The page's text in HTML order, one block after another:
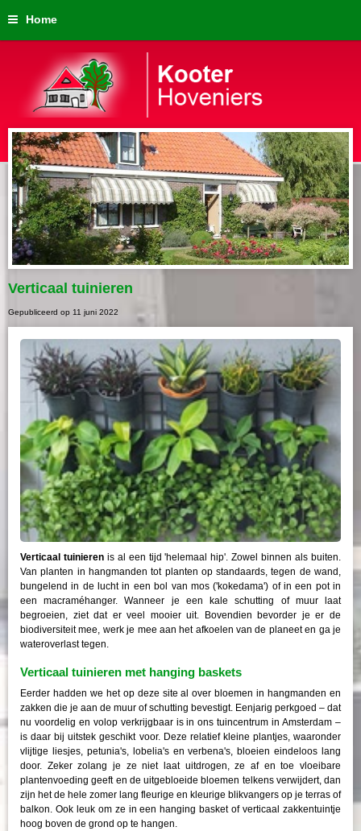
Home
Verticaal tuinieren
Gepubliceerd op 11 juni 2022
Verticaal tuinierenis al een tijd 'helemaal hip'. Zowel binnen als buiten.
Van planten in hangmanden tot planten op standaards, tegen de wand,
bungelend in de lucht in een bol van mos ('kokedama') of in een pot in
een macraméhanger. Wanneer je een kale schutting of muur laat
begroeien, ziet dat er veel mooier uit. Bovendien bevorder je er de
biodiversiteit mee, werk je mee aan het afkoelen van de planeet en ga je
wateroverlast tegen.
Verticaal tuinieren met hanging baskets
Eerder hadden we het op deze site al over bloemen in hangmanden en
zakken die je aan de muur of schutting bevestigt. Eenjarig perkgoed – dat
nu voordelig en volop verkrijgbaar is in ons tuincentrum in Amsterdam –
is daar bij uitstek geschikt voor. Deze relatief kleine plantjes, waaronder
vlijtige liesjes, petunia's, lobelia's en verbena's, bloeien eindeloos lang
door. Zeker zolang je ze niet laat uitdrogen, ze af en toe vloeibare
plantenvoeding geeft en de uitgebloeide bloemen telkens verwijdert, dan
zijn het de hele zomer lang fleurige en kleurige blikvangers op je terras of
balkon. Ook leuk om ze in een hanging basket of verticaal zakkentuintje
hoog boven de grond op te hangen.